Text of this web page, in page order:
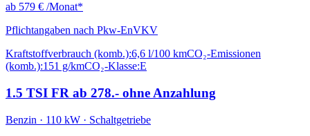
ab 579 € /Monat*
Pflichtangaben nach Pkw-EnVKV
Kraftstoffverbrauch (komb.):6,6 l/100 kmCO₂-Emissionen
(komb.):151 g/kmCO₂-Klasse:E
1.5 TSI FR ab 278.- ohne Anzahlung
Benzin · 110 kW · Schaltgetriebe